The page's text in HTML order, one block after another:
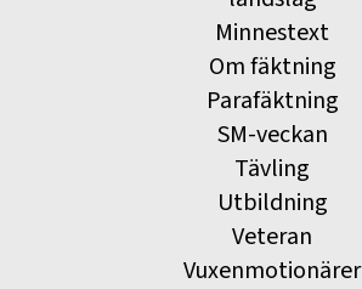
Minnestext
Om fäktning
Parafäktning
SM-veckan
Tävling
Utbildning
Veteran
Vuxenmotionärer